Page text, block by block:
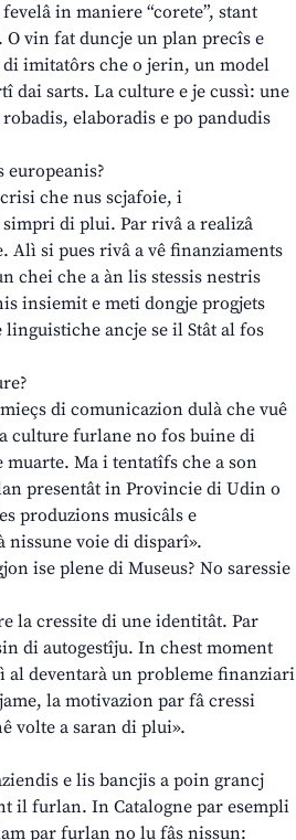
in maniere “corete”, stant
vin fat duncje un plan precîs e
imitatôrs che o jerin, un model
sarts. La culture e je cussì: une
elaboradis e po pandudis
che nus scjafoie, i
simpri di plui. Par rivâ a realizâ
si pues rivâ a vê finanziaments
chei che a àn lis stessis nestris
insiemit e meti dongje progjets
ancje se il Stât al fos
di comunicazion dulà che vuê
culture furlane no fos buine di
Ma i tentatîfs che a son
presentât in Provincie di Udin o
produzions musicâls e
nissune voie di disparî».
ise plene di Museus? No saressie
la cressite di une identitât. Par
di autogestîju. In chest moment
deventarà un probleme finanziari
la motivazion par fâ cressi
volte a saran di plui».
e lis bancjis a poin grancj
il furlan. In Catalogne par esempli
par furlan no lu fâs nissun: